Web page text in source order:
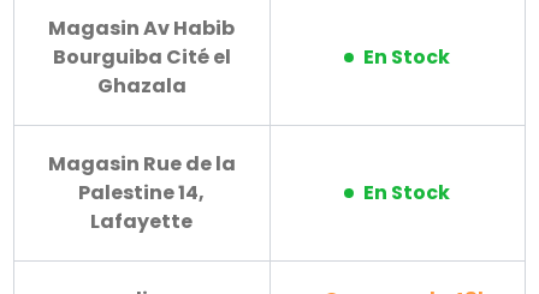
Magasin Av Habib
Bourguiba Cité el
Ghazala
En Stock
Magasin Rue de la
Palestine 14,
Lafayette
En Stock